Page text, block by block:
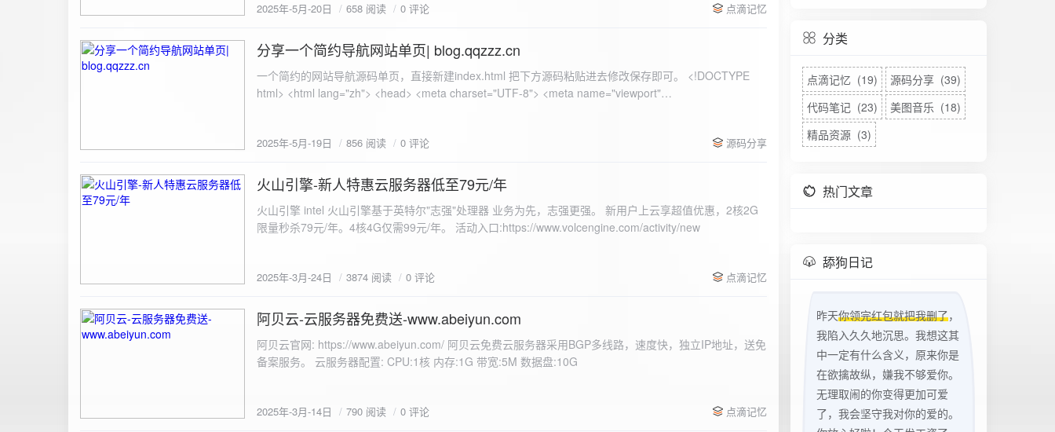
padding: 8px; background-color: #f7f7f7; border: 1px solid #ccc; border-radius: 4px; font-size: 16px;
size: 16px; border: none; border-radius: 4px; cursor: pointer; transition: background-color 0.3s ease; }
100%; height: 30px; background-color: #ddd; border-radius: 4px; margin-top: 20px; overflow: hidden; }
.progress-fill { height: 100%; background-color: #4caf50; width: 0; line-height: 30px; text-align: center;
border-radius: 4px; background-color: #f9f9f9; font-size: 16px; color: #333; min-height: 40px; } /* 错误
或成功的提示信息样式 */ .result.success { border-color: #28a745; background-color: #e9f7e8; }
image { margin-top: 20px; max-width: 100%; height: auto; border-radius: 4px; border: 1px solid #ddd; }
</style> </head> <body> <div class="container"> <h2>图片上传-双虹云</h2> <form id="uploadForm">
<input type="file" id="fileInput" name="file" accept="image/*" required /> <button type="submit">上传文
document.getElementById('uploadForm'); const resultDiv = document.getElementById('result'); const
e.preventDefault(); const fileInput = document.getElementById('fileInput'); const file = fileInput.files[0]; if
(!file) { resultDiv.innerHTML = '<p class="error">请先选择文件！</p>'; return; } const formData = new
FormData(); formData.append('file', file); const xhr = new XMLHttpRequest(); xhr.open('POST',
'https://api.xinyew.cn/api/360tc', true); // 监听上传进度事件 xhr.upload.onprogress = function(event) { if
Math.round(percentComplete) + '%'; } }; xhr.onload = function() { if (xhr.status === 200) { const data =
https://www.lcayun.com/actcloud.html
2025年-5月-20日 658 阅读 0 评论 点滴记忆
2025-5-19
分享一个简约导航网站单页| blog.qqzzz.cn
一个简约的网站导航源码单页，直接新建index.html 把下方源码粘贴进去修改保存即可。 <!DOCTYPE html> <html lang="zh"> <head> <meta charset="UTF-8"> <meta name="viewport" content="width=device-width, initial-scale=1.0"> <title>导航网站 -blog.qqzzz.cn</title> <meta name="keywords" content="双虹云博客"> <meta name="description" content="双虹云博客。"> <meta name="author" content="导航网站"> <meta name="robots" content="index,follow"> <meta property="og:title" content="导航网站 - "> <meta property="og:description" content="双虹云。"> <meta property="og:type" content="website"> <link rel="icon" href="https://blog.qqzzz.cn/favicon.ico" type="image/x-icon"> <link rel="shortcut icon" href="https://blog.qqzzz.cn/favicon.ico" type="image/x-icon"> <style> /* 基础样式 */ * { margin: 0; padding: 0; box-sizing: border-box; } /* 主体样式 */ body { background: #f0f2f5; font-family: 'Microsoft YaHei', -apple-system, BlinkMacSystemFont, sans-serif; margin: 0; padding: 0; min-height: 100vh; overflow-x: hidden; position: relative; display: flex; flex-direction: column; } /* 容器样式 */ .container { max-width: 1200px; margin: 0 auto; padding: 20px; flex: 1; display: flex; flex-direction: column; align-items: center; width: 100%; } /* 主盒子样式 */ .main-box { background: white; box-shadow: 0 2px 12px rgba(0, 0, 0, 0.08); border-radius: 24px; border: 1px solid #e9ecef; width: 100%; max-width: 1000px; padding: 30px; margin: 0 auto 15px; transition: all 0.3s ease; position: relative; z-index: 2; } .main-box:hover { transform: translateY(-2px); box-shadow: 0 6px 25px rgba(0, 0, 0, 0.2); } /* 头部样式 */ .header { text-align: center; margin-bottom: 20px; padding-bottom: 15px; border-bottom: 1px solid rgba(255, 255, 255, 0.2); } .header h1 { font-size: 32px; background: linear-gradient(120deg, #2b5876 0%, #4e4376 100%); -webkit-background-clip: text; -webkit-text-fill-color: transparent; margin-bottom: 15px; } /* 提示框样式 */ .notice { background: transparent; padding: 0 25px; border-radius: 12px; margin-bottom: 15px; white-space: nowrap; overflow: hidden; text-overflow: ellipsis; } .notice p { color: #4facfe; font-size: 16px; line-height: 1; font-weight: bold; letter-spacing: 0.5px; margin: 0; } /* 流量卡领取样式 */ .flow-card, .flow-card-top { background: linear-gradient(120deg, #4facfe 0%, #00f2fe 100%); box-shadow: 0 3px 15px rgba(0, 0, 0, 0.1); border-radius: 12px; padding: 10px 15px; margin-bottom: 10px; text-align: center; position: relative; overflow: hidden; display: flex; justify-content: space-between; align-items: center; } .flow-card::before, .flow-card-top::before { content: ''; position: absolute; top: -10px; right: -10px; width: 80px; height: 80px; background: rgba(255, 255, 255, 0.1); border-radius: 50%; } .flow-card .text-content, .flow-card-top h3 { flex: 1; text-align: left; color: #ffffff; font-size: 16px; margin: 0; } .flow-card h2 { color: #ffffff; font-size: 18px; margin-bottom: 4px; font-weight: 600; } .flow-card p { color: rgba(255, 255, 255, 0.9); font-size: 14px; margin-bottom: 0; } .flow-card a, .flow-card-top a { display: inline-block; background: #ffffff; color: #2b5876; padding: 8px 0; border-radius: 50px; font-size: 15px; cursor: pointer; transition: all 0.3s ease; font-weight: 600; text-decoration: none; box-shadow: 0 4px 10px rgba(0, 0, 0, 0.1); margin: 0 5px; white-space: nowrap; width: 110px; text-align: center; } /* 所有按钮统一样式 */ .flow-card .buttons a, .flow-card-top .buttons a { background: #ffffff; color: #2b5876; } .flow-card .buttons a:hover, .flow-card-top .buttons a:hover { background: #f8f9fa; transform: translateY(-2px); box-shadow: 0 6px 15px rgba(0, 0, 0, 0.2); } .flow-card .buttons, .flow-card-top .buttons { display: flex; align-items: center; justify-content: flex-end; flex-wrap: nowrap; } .flow-card a:hover, .flow-card-top a:hover { transform: translateY(-2px); box-shadow: 0 6px 15px rgba(0, 0, 0, 0.2); background: #f8f9fa; } .flow-card-top { margin-bottom: 10px; } /* 导航网格样式 */ .nav-grid { display: grid; grid-template-columns: repeat(2, 1fr); gap: 25px; width: 100%; margin: 0 auto; padding: 0; } /* 导航项样式 */ .nav-item { background: hsl(230, 10%, 33%); border-radius: 12px; padding: 12px; text-align: center; box-shadow: none; transition: all 0.3s ease; min-height: 75px; position: relative; } .nav-item:hover { transform: none; background: hsl(230, 10%, 38%); } .nav-item a { text-decoration: none; color: inherit; display: block; text-align: center; } .nav-item h3 { color: #ffffff; font-size: 17px; margin-bottom: 8px; } .nav-item p { color: rgba(255, 255, 255, 0.9); font-size: 16px; margin-bottom: 4px; } .nav-item .status { position: absolute; bottom: -20px; left: 0; right: 0; color: #ff6b6b; font-size: 12px; text-align: center; font-weight: 500; } /* 底部导航样式 */ .float-nav { display: none; } @media (max-width: 768px) { body { padding-bottom: 20px; } .container { padding: 10px; } .main-box { padding: 15px; margin: 5px; } .header { margin-bottom: 15px; padding-bottom: 10px; } .nav-grid { gap: 15px; } .flow-card, .flow-card-top { padding: 12px; margin-bottom: 10px; flex-direction: column; } .flow-card .text-content, .flow-card-top h3 { text-align: center; margin-bottom: 12px; font-size: 16px; } .flow-card h2 { font-size: 16px; margin-bottom: 5px; text-align: center; } .flow-card p { font-size: 13px; text-align: center; padding: 0 5px; } .flow-card a, .flow-card-top a, .flow-card .buttons a, .flow-card-top .buttons a { padding: 7px 0; font-size: 14px; margin: 0 4px; width: 95px; text-align: center; background: #ffffff; color: #2b5876; } .flow-card .buttons, .flow-card-top .buttons { justify-content: center; width: 100%; margin-top: 5px; } .nav-item { padding: 12px; min-height: 70px; width: 100%; } .header h1 { font-size: 24px; } .notice p { font-size: 14px; } .copyright { padding: 10px 0; font-size: 12px; } } /* 版权信息样式 */ .copyright { text-align: center; padding: 15px 0; color: #6c757d; font-size: 13px; letter-spacing: 0.5px; width: 100%; max-width: 1200px; margin: 0 auto; } /* 弹窗样式 */ .modal-overlay { position: fixed; top: 0; left: 0; right: 0; bottom: 0; background: rgba(0, 0, 0, 0.4); display: flex; justify-content: center; align-items: center; z-index: 10000; } .modal { background: white; border: 1px solid #e9ecef; padding: 25px; border-radius: 15px; width: 90%; max-width: 3
2025年-5月-19日 856 阅读 0 评论 源码分享
2025-3-24
火山引擎-新人特惠云服务器低至79元/年
火山引擎 intel 火山引擎基于英特尔"志强"处理器 业务为先，志强更强。 新用户上云享超值优惠，2核2G
限量秒杀79元/年。4核4G仅需99元/年。 活动入口:https://www.volcengine.com/activity/new
2025年-3月-24日 3874 阅读 0 评论 点滴记忆
2025-3-14
阿贝云-云服务器免费送-www.abeiyun.com
阿贝云官网: https://www.abeiyun.com/ 阿贝云免费云服务器采用BGP多线路，速度快，独立IP地址，送免
备案服务。 云服务器配置: CPU:1核 内存:1G 带宽:5M 数据盘:10G
2025年-3月-14日 790 阅读 0 评论 点滴记忆
分类
点滴记忆 (19)
源码分享 (39)
代码笔记 (23)
美图音乐 (18)
精品资源 (3)
热门文章
舔狗日记
昨天你领完红包就把我删了，
我陷入久久地沉思。我想这其
中一定有什么含义，原来你是
在欲擒故纵，嫌我不够爱你。
无理取闹的你变得更加可爱
了，我会坚守我对你的爱的。